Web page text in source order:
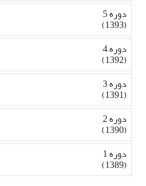
دوره 5
(1393)
دوره 4
(1392)
دوره 3
(1391)
دوره 2
(1390)
دوره 1
(1389)